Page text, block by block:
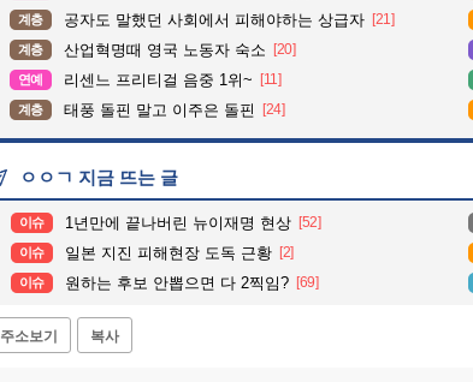
계층 공자도 말했던 사회에서 피해야하는 상급자 [21]
계층 산업혁명때 영국 노동자 숙소 [20]
연예 리센느 프리티걸 음중 1위~ [11]
계층 태풍 돌핀 말고 이주은 돌핀 [24]
ㅇㅇㄱ 지금 뜨는 글
이슈 1년만에 끝나버린 뉴이재명 현상 [52]
이슈 일본 지진 피해현장 도독 근황 [2]
이슈 원하는 후보 안뽑으면 다 2찍임? [69]
주소보기 복사